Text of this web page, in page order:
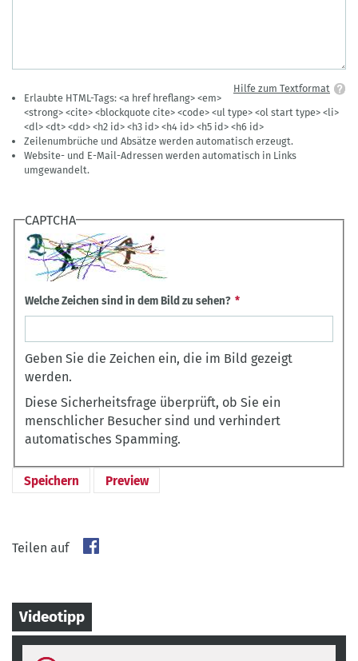
Hilfe zum Textformat
Erlaubte HTML-Tags: <a href hreflang> <em>
<strong> <cite> <blockquote cite> <code> <ul type> <ol start type> <li>
<dl> <dt> <dd> <h2 id> <h3 id> <h4 id> <h5 id> <h6 id>
Zeilenumbrüche und Absätze werden automatisch erzeugt.
Website- und E-Mail-Adressen werden automatisch in Links
umgewandelt.
CAPTCHA
Welche Zeichen sind in dem Bild zu sehen?
Geben Sie die Zeichen ein, die im Bild gezeigt
werden.
Diese Sicherheitsfrage überprüft, ob Sie ein
menschlicher Besucher sind und verhindert
automatisches Spamming.
Teilen auf
Videotipp